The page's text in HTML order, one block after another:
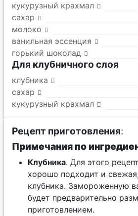
кукурузный крахмал
сахар
молоко
ванильная эссенция
горький шоколад
Для клубничного слоя
клубника
сахар
кукурузный крахмал
Рецепт приготовления:
Примечания по
Клубника. Для этого
хорошо подходит и
клубника. Замороженную
будет предварительно
приготовлением.